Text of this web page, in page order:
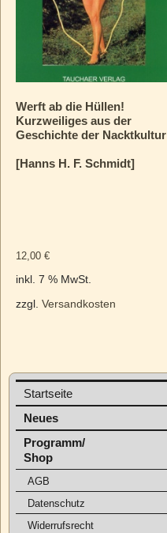
Werft ab die Hüllen!
Kurzweiliges aus der
Geschichte der Nacktkultur
[Hanns H. F. Schmidt]
12,00 €
inkl. 7 % MwSt.
zzgl. Versandkosten
Startseite
Neues
Programm/
Shop
AGB
Datenschutz
Widerrufsrecht